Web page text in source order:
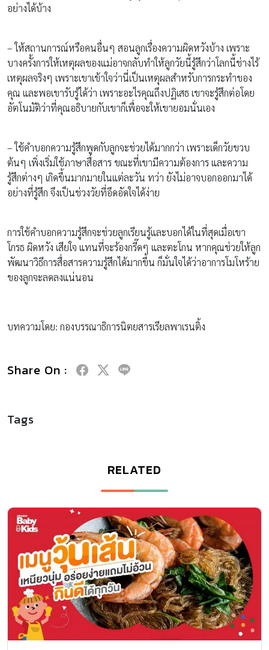
อย่างได้บ้าง
– ให้สถานการณ์หรือคนอื่นๆ สอนลูกเรื่องความผิดหวังบ้าง เพราะ
บางครั้งการให้เหตุผลของแม่อาจกลับทำให้ลูกวัยนี้รู้สึกว่าโลกนี้ช่างไร้
เหตุผลจริงๆ เพราะเขาเข้าใจว่านี่เป็นเหตุผลสำหรับการกระทำของ
คุณ และพอเขารับรู้ได้ว่า เพราะอะไรคุณถึงปฏิเสธ เขาจะรู้สึกต่อโดย
อัตโนมัติว่าที่คุณอธิบายกับเขาก็เพื่อจะให้เขายอมนั่นเอง
– ใช้คำบอกความรู้สึกพูดกับลูกจะช่วยได้มากกว่า เพราะเด็กวัยขวบ
ต้นๆ เพิ่งเริ่มใช้ภาษาสื่อสาร ขณะที่เขามีความต้องการ และความ
รู้สึกต่างๆ เกิดขึ้นมากมายในแต่ละวัน ทว่า ยังไม่อาจบอกออกมาได้
อย่างที่รู้สึก จึงเป็นช่วงวัยที่อึดอัดใจได้ง่าย
การใช้คำบอกความรู้สึกจะช่วยลูกเรียนรู้และบอกได้ในที่สุดเมื่อเขา
โกรธ ผิดหวัง เสียใจ แทนที่จะร้องกรี๊ดๆ และตะโกน หากคุณช่วยให้ลูก
พัฒนาวิธีการสื่อสารความรู้สึกได้มากขึ้น ก็มั่นใจได้ว่าอาการโมโหร้าย
ของลูกจะลดลงแน่นอน
บทความโดย: กองบรรณาธิการนิตยสารเรียลพาเรนติ้ง
Share On :
Tags
RELATED